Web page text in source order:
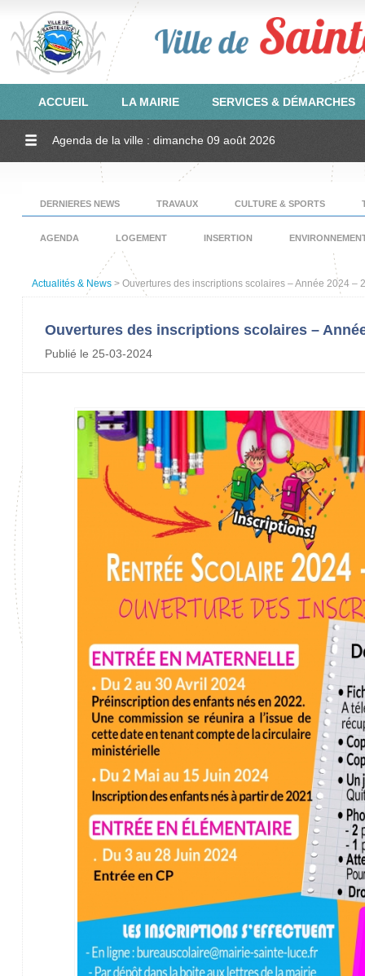
ACCUEIL LA MAIRIE SERVICES & DÉMARCHES
Agenda de la ville : dimanche 09 août 2026
DERNIERES NEWS TRAVAUX CULTURE & SPORTS
AGENDA LOGEMENT INSERTION
Actualités & News > Ouvertures des inscriptions scolaires – Année 2024 –
Ouvertures des inscriptions scolaires –
Publié le 25-03-2024